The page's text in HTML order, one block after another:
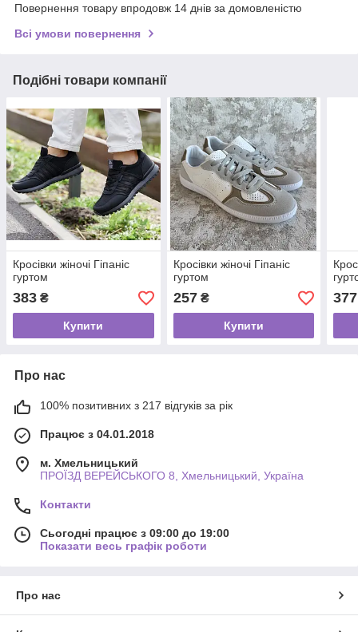
Повернення товару впродовж 14 днів за домовленістю
Всі умови повернення
Подібні товари компанії
Кросівки жіночі Гіпаніс
гуртом
383 ₴
Купити
Кросівки жіночі Гіпаніс
гуртом
257₴
Купити
377
Про нас
100% позитивних з 217 відгуків за рік
Працює з 04.01.2018
м. Хмельницький
ПРОЇЗД ВЕРЕЙСЬКОГО 8, Хмельницький, Україна
Контакти
Сьогодні працює з 09:00 до 19:00
Показати весь графік роботи
Про нас